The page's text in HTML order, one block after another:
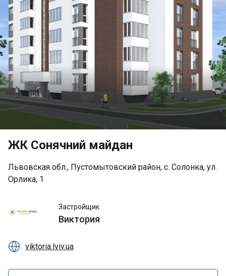
ЖК Сонячний майдан
Львовская обл., Пустомытовский район, с. Солонка, ул.
Орлика, 1
Застройщик
Виктория
 viktoria.lviv.ua